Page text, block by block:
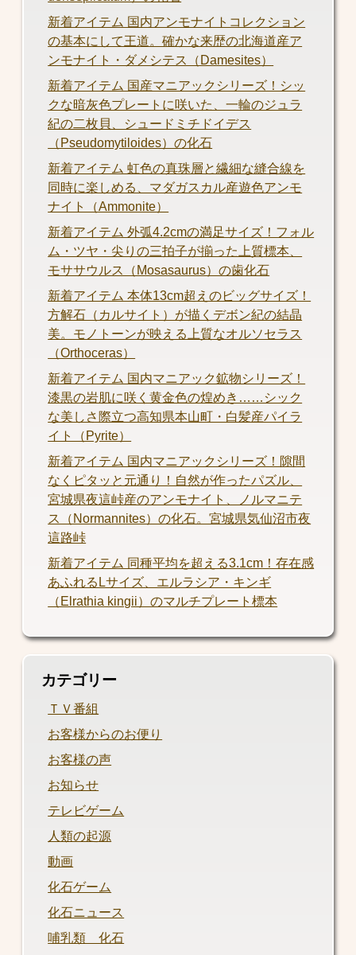
新着アイテム 国内アンモナイトコレクション
の基本にして王道。確かな来歴の北海道産ア
ンモナイト・ダメシテス（Damesites）
新着アイテム 国産マニアックシリーズ！シッ
クな暗灰色プレートに咲いた、一輪のジュラ
紀の二枚貝、シュードミチドイデス
（Pseudomytiloides）の化石
新着アイテム 虹色の真珠層と繊細な縫合線を
同時に楽しめる、マダガスカル産遊色アンモ
ナイト（Ammonite）
新着アイテム 外弧4.2cmの満足サイズ！フォル
ム・ツヤ・尖りの三拍子が揃った上質標本、
モササウルス（Mosasaurus）の歯化石
新着アイテム 本体13cm超えのビッグサイズ！
方解石（カルサイト）が描くデボン紀の結晶
美。モノトーンが映える上質なオルソセラス
（Orthoceras）
新着アイテム 国内マニアック鉱物シリーズ！
漆黒の岩肌に咲く黄金色の煌めき……シック
な美しさ際立つ高知県本山町・白髪産パイラ
イト（Pyrite）
新着アイテム 国内マニアックシリーズ！隙間
なくピタッと元通り！自然が作ったパズル、
宮城県夜這峠産のアンモナイト、ノルマニテ
ス（Normannites）の化石。宮城県気仙沼市夜
這路峠
新着アイテム 同種平均を超える3.1cm！存在感
あふれるLサイズ、エルラシア・キンギ
（Elrathia kingii）のマルチプレート標本
カテゴリー
ＴＶ番組
お客様からのお便り
お客様の声
お知らせ
テレビゲーム
人類の起源
動画
化石ゲーム
化石ニュース
哺乳類 化石